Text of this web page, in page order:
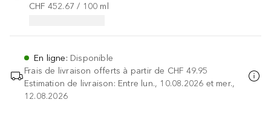
CHF 452.67 / 100 ml
En ligne: Disponible
Frais de livraison offerts à partir de CHF 49.95
Estimation de livraison: Entre lun., 10.08.2026 et mer.,
12.08.2026